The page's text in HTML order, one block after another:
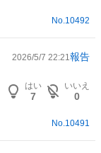
No. 10492
2026/5/7 22:21 報告
はい
7
いいえ
0
No.10491